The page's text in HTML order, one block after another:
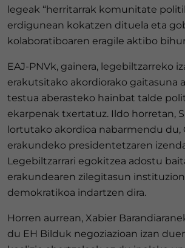
legeak “herritarrak komunitate
erdigunean kokatzen dituela eta
kolaboratiboaren eragile aktibo
EAJ-PNVk, gainera, legebiltzarreko
erakutsitako akordiorako gaitasuna
testua aberasteko hainbat talde
ekarpenak txertatuz. Ildo horretan,
lortutako akordioa nabarmendu du,
erakundeko presidentetzaren
Legebiltzarrari egokitzea adostu
erakundearen zilegitasun
demokratikoa indartzen dira.
Horren aurrean, Xabier
du EH Bilduk negoziazioan izan